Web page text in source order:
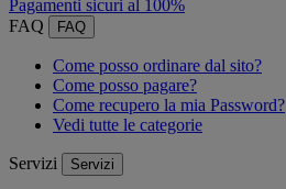
Pagamenti sicuri al 100%
FAQ
FAQ
Come posso ordinare dal sito?
Come posso pagare?
Come recupero la mia Password?
Vedi tutte le categorie
Servizi Servizi